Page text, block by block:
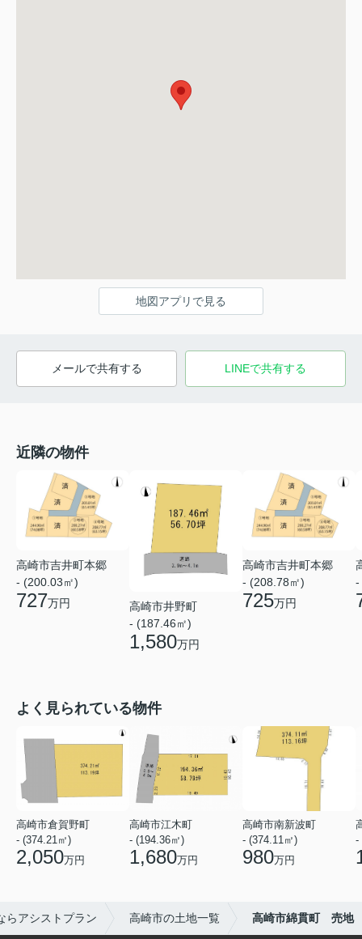
地図アプリで見る
メールで共有する LINEで共有する
近隣の物件
高崎市吉井町本郷
- (200.03㎡)
727万円
高崎市井野町
- (187.46㎡)
1,580万円
高崎市吉井町本郷
- (208.78㎡)
725万円
-
よく見られている物件
高崎市倉賀野町
- (374.21㎡)
2,050万円
高崎市江木町
- (194.36㎡)
1,680万円
高崎市南新波町
- (374.11㎡)
980万円
-
らアシストプラン 高崎市の土地一覧 高崎市綿貫町 売地